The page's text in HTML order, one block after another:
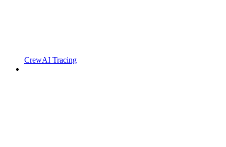
CrewAI Tracing